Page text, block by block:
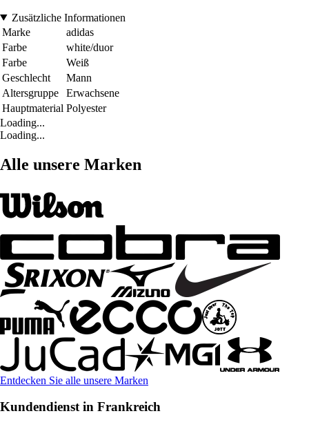
Zusätzliche Informationen
Marke
adidas
Farbe
white/duor
Farbe
Weiß
Geschlecht
Mann
Altersgruppe
Erwachsene
Hauptmaterial Polyester
Loading...
Loading...
Alle unsere Marken
Entdecken Sie alle unsere Marken
Kundendienst in Frankreich